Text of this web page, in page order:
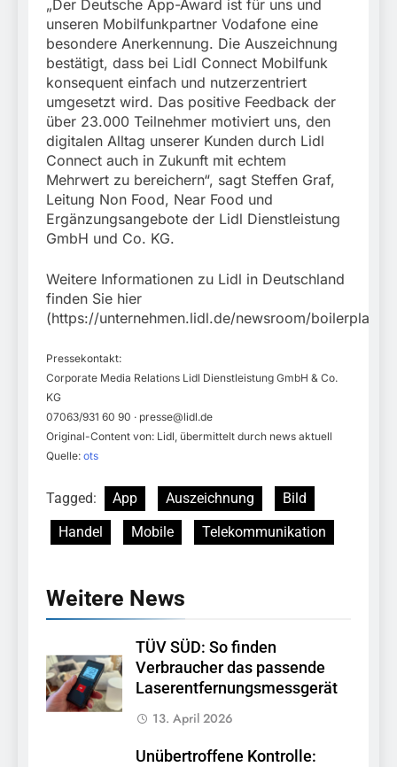
„Der Deutsche App-Award ist für uns und
unseren Mobilfunkpartner Vodafone eine
besondere Anerkennung. Die Auszeichnung
bestätigt, dass bei Lidl Connect Mobilfunk
konsequent einfach und nutzerzentriert
umgesetzt wird. Das positive Feedback der
über 23.000 Teilnehmer motiviert uns, den
digitalen Alltag unserer Kunden durch Lidl
Connect auch in Zukunft mit echtem
Mehrwert zu bereichern“, sagt Steffen Graf,
Leitung Non Food, Near Food und
Ergänzungsangebote der Lidl Dienstleistung
GmbH und Co. KG.
Weitere Informationen zu Lidl in Deutschland
finden Sie hier
(https://unternehmen.lidl.de/newsroom/boilerplate).
Pressekontakt:
Corporate Media Relations Lidl Dienstleistung GmbH & Co.
KG
07063/931 60 90 · presse@lidl.de
Original-Content von: Lidl, übermittelt durch news aktuell
Quelle: ots
Tagged: App Auszeichnung
Bild
Handel
Mobile Telekommunikation
Weitere News
TÜV SÜD: So finden
Verbraucher das passende
Laserentfernungsmessgerät
13. April 2026
Unübertroffene Kontrolle: